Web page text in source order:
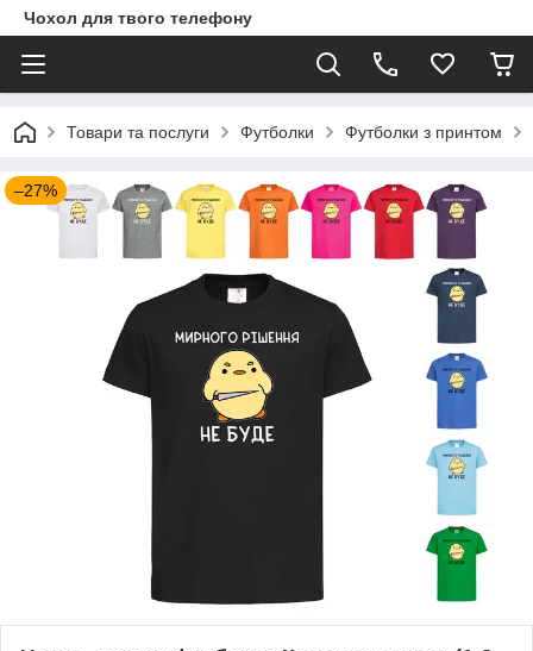
Чохол для твого телефону
Товари та послуги Футболки Футболки з принтом
–27%